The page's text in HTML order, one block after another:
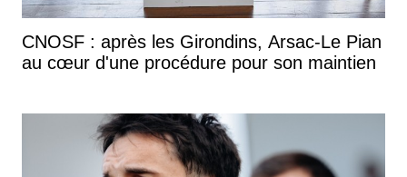
CNOSF : après les Girondins, Arsac-Le Pian
au cœur d'une procédure pour son maintien